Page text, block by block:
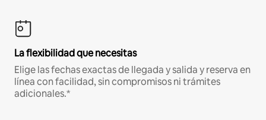
La flexibilidad que necesitas
Elige las fechas exactas de llegada y salida y reserva en
línea con facilidad, sin compromisos ni trámites
adicionales.*